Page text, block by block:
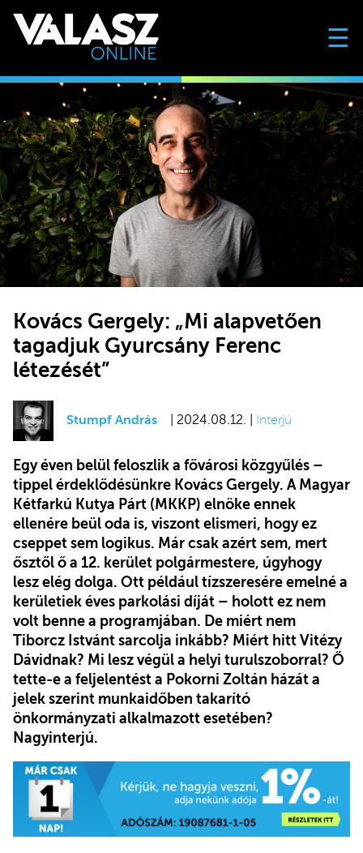
☰
Kovács Gergely: „Mi alapvetően
tagadjuk Gyurcsány Ferenc
létezését”
Stumpf András | 2024.08.12. | Interjú
Egy éven belül feloszlik a fővárosi közgyűlés –
tippel érdeklődésünkre Kovács Gergely. A Magyar
Kétfarkú Kutya Párt (MKKP) elnöke ennek
ellenére beül oda is, viszont elismeri, hogy ez
cseppet sem logikus. Már csak azért sem, mert
ősztől ő a 12. kerület polgármestere, úgyhogy
lesz elég dolga. Ott például tízszeresére emelné a
kerületiek éves parkolási díját – holott ez nem
volt benne a programjában. De miért nem
Tiborcz Istvánt sarcolja inkább? Miért hitt Vitézy
Dávidnak? Mi lesz végül a helyi turulszoborral? Ő
tette-e a feljelentést a Pokorni Zoltán házát a
jelek szerint munkaidőben takarító
önkormányzati alkalmazott esetében?
Nagyinterjú.